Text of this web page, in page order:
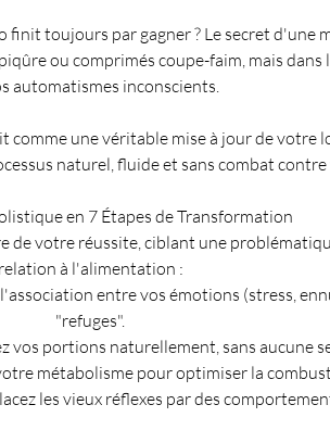
finit toujours par gagner ? Le secret d'une
ou comprimés coupe-faim, mais
automatismes inconscients.
comme une véritable mise à jour de votre
naturel, fluide et sans combat contre
en 7 Étapes de Transformation
de votre réussite, ciblant une
relation à l'alimentation :
entre vos émotions (stress,
"refuges".
vos portions naturellement, sans aucune
métabolisme pour optimiser la
les vieux réflexes par des